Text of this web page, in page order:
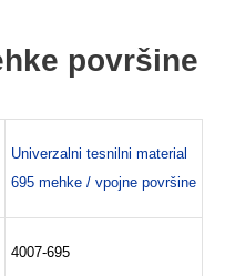
površine
Univerzalni tesnilni material
695 mehke / vpojne površine
4007-695